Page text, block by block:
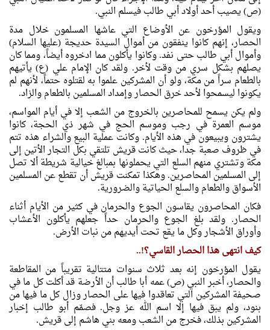
(ص) يصيب أحد أولاد أبي طالب فيسلم النبي.
ويقول المؤرخون عن الأوضاع التي عاشها المسلمون خلال مدة
الحصار، إنهم كانوا ينفقون من أموال السيدة حديجة (عليها السلام)
وأموال أبي طالب حتى نفد. وكانوا يأكلون مما ادخروه أيضاً، ومما كان
يصلهم بشكل سري من وقت لأخر. ولقد كان الإمام علي (ع) يأتيهم
بالطعام سراً من مكة، ولو أن المشركين علموا به لقتلوه حتماً، لأنهم لم
يكونوا ليسمحوا لأحد خرق الحصار وإمداد المسلمين بالطعام والزاد.
ولم يكن يسمح للمحاصرين بالخروج من الشعب إلا في أيام المواسم،
موسم العمرة في رجب وموسم الحج في شهر ذي الحجة، كانوا
يشترون ويبيعون في هذه الأيام. وكانت عملية البيع والشراء هذه تتم
في ظروف صعبة جدا، حيث كانت قريش تلتقي بكل التجار الأتين إلى
مكة وتشتري منهم السلع التي يحملونها بمبالغ خيالية شريطة ألا تصل
إلى المسلمين المحاصرين. وهكذا تمكنت قريش أن تقطع عن المسلمين
الأسواق والطعام والسلع الحياتية والضرورية.
فكان المحاصرون يقاسون الجوع والحرمان في كثير من الأيام أثناء
الحصار. ولقد بلغ الجوع والحرمان حداً جعلهم يأكلون الأعشاب
وأوراق الأشجار وكل ما يقع تحت أيديهم من نبات الأرض.
كيف انتهى هذا الحصار القاسي؟!..
يقول المؤرخون إنه بعد ثلاث سنوات متتالية تقريباً من المقاطعة
والحصار، أخبر النبي (ص) عمه أبا طالب أن الأرضة قد أكلت كل ما في
صحيفة المشركين التي تعاقدوا فيها على الحصار وزال كل ما فيها من
بنود، ولم يبق فيها إلا اسم الله عز وجل. فصمّم أبو طالب إخبار
المشركين بذلك، فخرج من الشعب ومعه بني هاشم إلى قريش.